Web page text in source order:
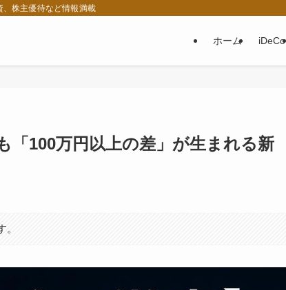
株主優待など情報満載
ホーム iDeCo
「100万円以上の差」が生まれる新